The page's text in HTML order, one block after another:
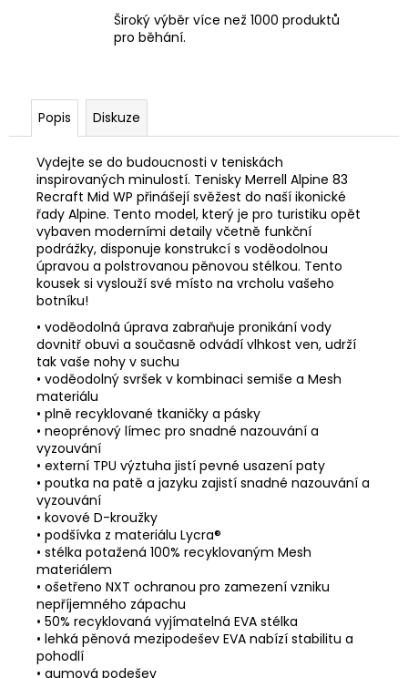
Široký výběr více než 1000 produktů
pro běhání.
Popis Diskuze
Vydejte se do budoucnosti v teniskách
inspirovaných minulostí. Tenisky Merrell Alpine 83
Recraft Mid WP přinášejí svěžest do naší ikonické
řady Alpine. Tento model, který je pro turistiku opět
vybaven moderními detaily včetně funkční
podrážky, disponuje konstrukcí s voděodolnou
úpravou a polstrovanou pěnovou stélkou. Tento
kousek si vyslouží své místo na vrcholu vašeho
botníku!
• voděodolná úprava zabraňuje pronikání vody
dovnitř obuvi a současně odvádí vlhkost ven, udrží
tak vaše nohy v suchu
• voděodolný svršek v kombinaci semiše a Mesh
materiálu
• plně recyklované tkaničky a pásky
• neoprénový límec pro snadné nazouvání a
vyzouvání
• externí TPU výztuha jistí pevné usazení paty
• poutka na patě a jazyku zajistí snadné nazouvání a
vyzouvání
• kovové D-kroužky
• podšívka z materiálu Lycra®
• stélka potažená 100% recyklovaným Mesh
materiálem
• ošetřeno NXT ochranou pro zamezení vzniku
nepříjemného zápachu
• 50% recyklovaná vyjímatelná EVA stélka
• lehká pěnová mezipodešev EVA nabízí stabilitu a
pohodlí
• gumová podešev